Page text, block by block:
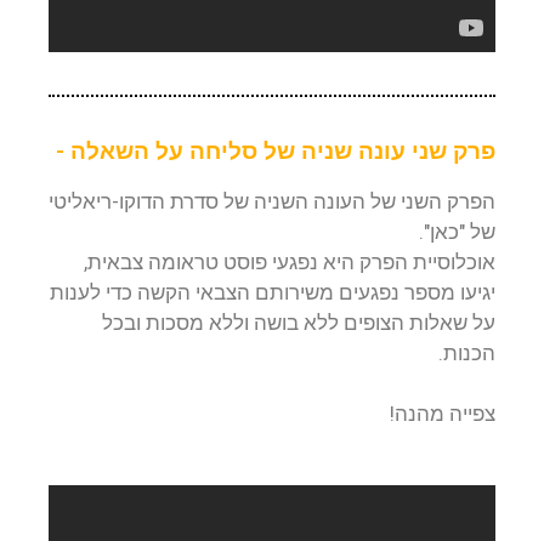
פרק שני עונה שניה של סליחה על השאלה -
הפרק השני של העונה השניה של סדרת הדוקו-ריאליטי
של "כאן".
אוכלוסיית הפרק היא נפגעי פוסט טראומה צבאית,
יגיעו מספר נפגעים משירותם הצבאי הקשה כדי לענות
על שאלות הצופים ללא בושה וללא מסכות ובכל
הכנות.
צפייה מהנה!